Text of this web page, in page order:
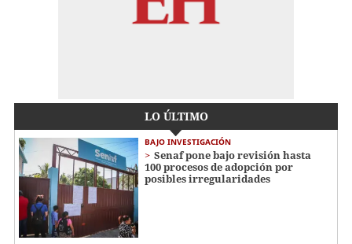
LO ÚLTIMO
BAJO INVESTIGACIÓN
Senaf pone bajo revisión hasta
100 procesos de adopción por
posibles irregularidades